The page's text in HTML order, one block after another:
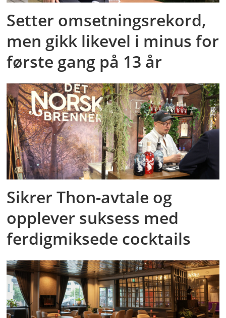
Setter omsetningsrekord,
men gikk likevel i minus for
første gang på 13 år
Sikrer Thon-avtale og
opplever suksess med
ferdigmiksede cocktails